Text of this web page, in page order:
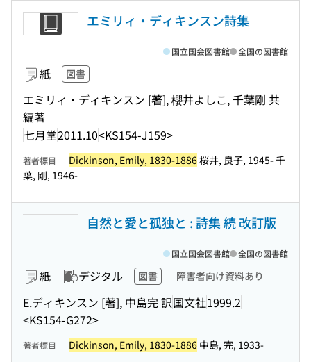
エミリィ・ディキンスン詩集
紙 図書
エミリィ・ディキンスン [著], 櫻井よしこ, 千葉剛 共
編著
七月堂2011.10<KS154-J159>
国立国会図書館 全国の図書館
著者標目 Dickinson, Emily, 1830-1886桜井, 良子, 1945- 千
葉, 剛, 1946-
自然と愛と孤独と : 詩集 続 改訂版
紙 デジタル 図書 障害者向け資料あり
E.ディキンスン [著], 中島完 訳国文社1999.2
<KS154-G272>
国立国会図書館 全国の図書館
著者標目 Dickinson, Emily, 1830-1886 中島, 完, 1933-